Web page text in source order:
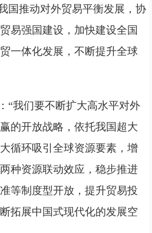
国推动对外贸易平衡发展，协
易强国建设，加快建设全国
一体化发展，不断提升全球
“我们要不断扩大高水平对外
的开放战略，依托我国超大
循环吸引全球资源要素，增
种资源联动效应，稳步推进
等制度型开放，提升贸易投
拓展中国式现代化的发展空